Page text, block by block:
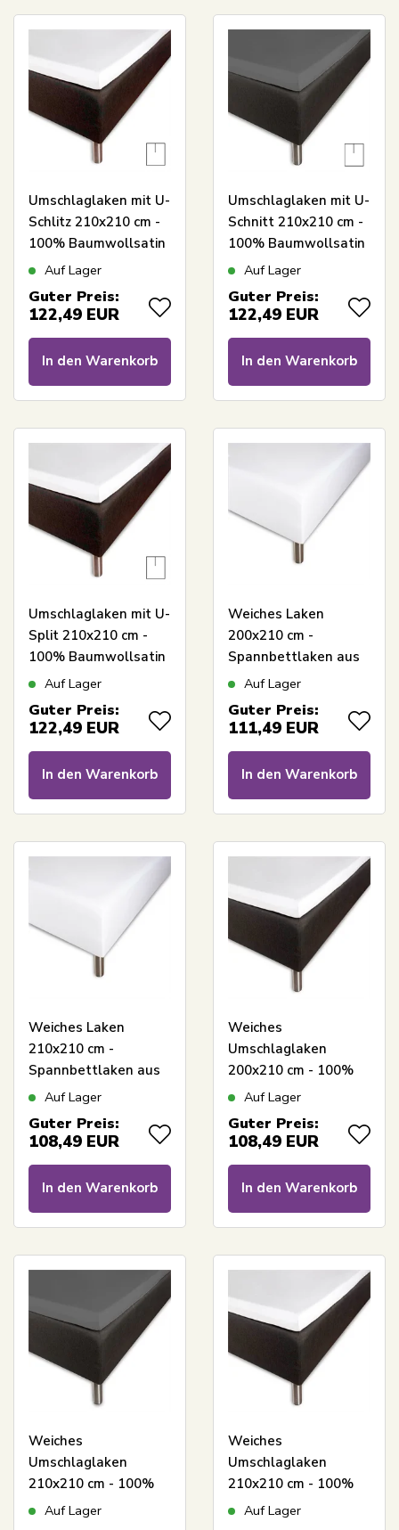
Umschlaglaken mit U-
Schlitz 210x210 cm -
100% Baumwollsatin
- Schlitzlänge 90 cm -
Topmatratze - Borås
Auf Lager
Guter Preis:
122,49 EUR
In den Warenkorb
Umschlaglaken mit U-
Schnitt 210x210 cm -
100% Baumwollsatin
- Schnittlänge 90 cm -
Laken für Topper -
Auf Lager
Guter Preis:
122,49 EUR
In den Warenkorb
Umschlaglaken mit U-
Split 210x210 cm -
100% Baumwollsatin
- Splitlänge 70 cm -
Topper - Borås
Auf Lager
Guter Preis:
122,49 EUR
In den Warenkorb
Weiches Laken
200x210 cm -
Spannbettlaken aus
100% Baumwollsatin
Spannbettlaken für
Auf Lager
Guter Preis:
111,49 EUR
In den Warenkorb
Weiches Laken
210x210 cm -
Spannbettlaken aus
100% Baumwollsatin
Umschlaglaken für
Auf Lager
Guter Preis:
108,49 EUR
In den Warenkorb
Weiches
Umschlaglaken
200x210 cm - 100%
Baumwollsatin - 8 cm
für Topmatratze -
Auf Lager
Guter Preis:
108,49 EUR
In den Warenkorb
Weiches
Umschlaglaken
210x210 cm - 100%
Baumwollsatin - 8 cm
Auf Lager
Weiches
Umschlaglaken
210x210 cm - 100%
Baumwollsatin - 8 cm
Auf Lager